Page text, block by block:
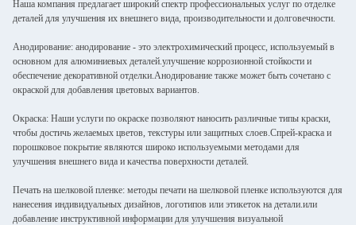
Наша компания предлагает широкий спектр профессиональных услуг по отделке
деталей для улучшения их внешнего вида, производительности и долговечности.
Анодирование: анодирование - это электрохимический процесс, используемый в
основном для алюминиевых деталей.улучшение коррозионной стойкости и
обеспечение декоративной отделки.Анодирование также может быть сочетано с
окраской для добавления цветовых вариантов.
Окраска: Наши услуги по окраске позволяют наносить различные типы краски,
чтобы достичь желаемых цветов, текстуры или защитных слоев.Спрей-краска и
порошковое покрытие являются широко используемыми методами для
улучшения внешнего вида и качества поверхности деталей.
Печать на шелковой пленке: методы печати на шелковой пленке используются для
нанесения индивидуальных дизайнов, логотипов или этикеток на детали.или
добавление инструктивной информации для улучшения визуальной